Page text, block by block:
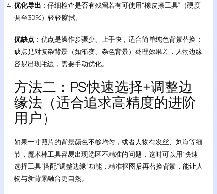
优化导出 ：仔细检查是否有残留若有可使用“橡皮擦工具”（硬度
调至30%）轻轻擦拭。
优缺点：优点是操作步骤少、上手快，适合简单纯色背景替换；
缺点是对复杂背景（如渐变、杂色背景）处理效果差，人物边缘
容易出现毛边，需要手动优化。
方法二：PS快速选择+调整边
缘法（适合追求高精度的进阶
用户）
如果一寸照片的背景颜色不够均匀，或者人物有发丝、刘海等细
节，魔术棒工具容易出现选区不精准的问题，这时可以用“快速
选择工具”搭配“调整边缘”功能，精准抠图后再替换背景，能让人
物与新背景融合更自然。